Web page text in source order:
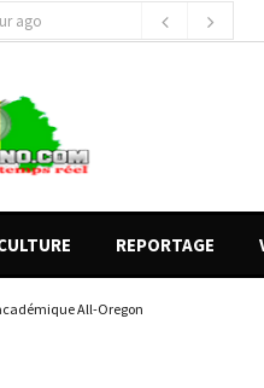
1 jour ago
REPORTAGE
All-Oregon